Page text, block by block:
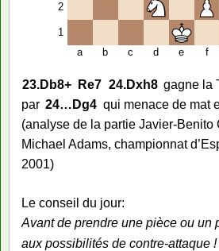
2
1
a
b c d e f
23.Db8+ Re7 24.Dxh8 gagne la
par 24… Dg4 qui menace de mat
(analyse de la partie Javier-Benito
Michael Adams, championnat
2001)
Le conseil du jour:
Avant de prendre une pièce ou un
aux possibilités de contre-attaque !